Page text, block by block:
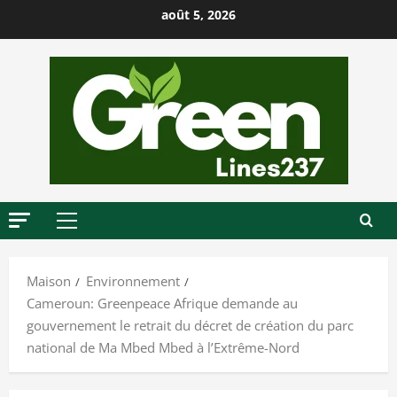
a
c
août 5, 2026
M
Maison
Environnement
Cameroun: Greenpeace Afrique demande au
gouvernement le retrait du décret de création du parc
national de Ma Mbed Mbed à l’Extrême-Nord